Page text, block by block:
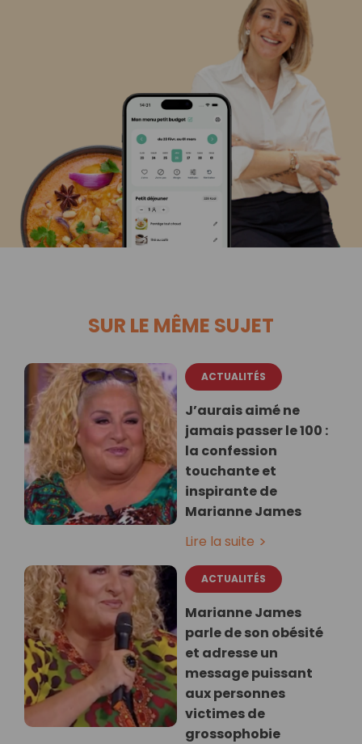
SUR LE MÊME SUJET
ACTUALITÉS
J’aurais aimé ne
jamais passer le 100 :
la confession
touchante et
inspirante de
Marianne James
Lire la suite
ACTUALITÉS
Marianne James
parle de son obésité
et adresse un
message puissant
aux personnes
victimes de
grossophobie